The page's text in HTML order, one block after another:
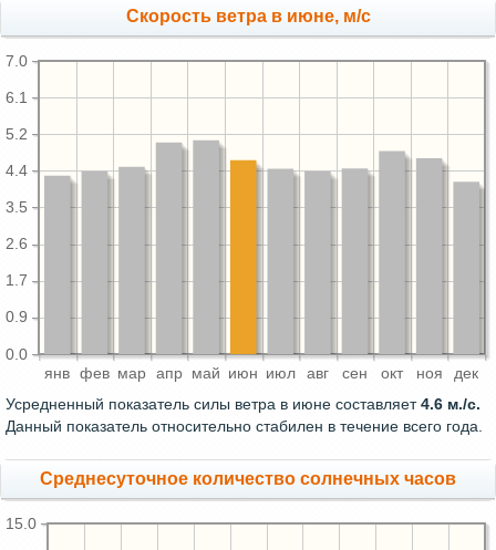
Скорость ветра в июне, м/с
янв фев мар апр май июн июл авг сен окт ноя дек
0.0
0.9
1.7
2.6
3.5
4.4
5.2
6.1
7.0
Усредненный показатель силы ветра в июне составляет4.6 м./с.
Данный показатель относительно стабилен в течение всего года.
Среднесуточное количество солнечных часов
15.0